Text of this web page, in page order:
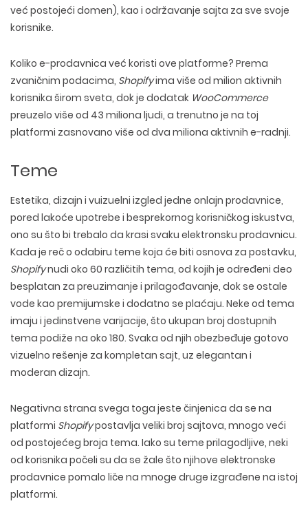
već postojeći domen), kao i održavanje sajta za sve svoje
korisnike.
Koliko e-prodavnica već koristi ove platforme? Prema
zvaničnim podacima, Shopifyima više od milion aktivnih
korisnika širom sveta, dok je dodatak WooCommerce
preuzelo više od 43 miliona ljudi, a trenutno je na toj
platformi zasnovano više od dva miliona aktivnih e-radnji.
Teme
Estetika, dizajn i vuizuelni izgled jedne onlajn prodavnice,
pored lakoće upotrebe i besprekornog korisničkog iskustva,
ono su što bi trebalo da krasi svaku elektronsku prodavnicu.
Kada je reč o odabiru teme koja će biti osnova za postavku,
Shopifynudi oko 60 različitih tema, od kojih je određeni deo
besplatan za preuzimanje i prilagođavanje, dok se ostale
vode kao premijumske i dodatno se plaćaju. Neke od tema
imaju i jedinstvene varijacije, što ukupan broj dostupnih
tema podiže na oko 180. Svaka od njih obezbeđuje gotovo
vizuelno rešenje za kompletan sajt, uz elegantan i
moderan dizajn.
Negativna strana svega toga jeste činjenica da se na
platformi Shopifypostavlja veliki broj sajtova, mnogo veći
od postojećeg broja tema. Iako su teme prilagodljive, neki
od korisnika počeli su da se žale što njihove elektronske
prodavnice pomalo liče na mnoge druge izgrađene na istoj
platformi.